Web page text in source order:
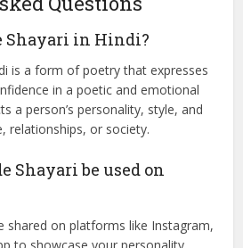
नहीं हो सकता। 💥
है, ताकि हम अपने रिश्ते को और भी मजबूत
Questions
Shayari in Hindi?
is a form of poetry that expresses
a person’s personality, style, and